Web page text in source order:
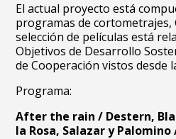
El actual proyecto está
programas de cortometrajes,
selección de películas está
Objetivos de Desarrollo
de Cooperación vistos desde
Programa:
After the rain / Destern,
la Rosa, Salazar y